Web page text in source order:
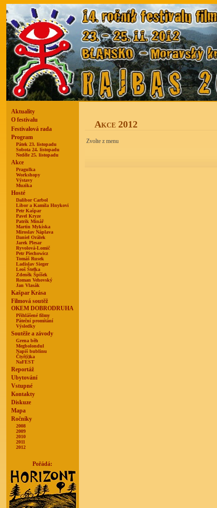
Aktuality
O festivalu
Festivalová rada
Program
Pátek 23. listopadu
Sobota 24. listopadu
Neděle 25. listopadu
Akce
Pragulka
Workshopy
Výstavy
Muzika
Hosté
Dalibor Carbol
Libor a Kamila Hnykovi
Petr Kašpar
Pavel Kryze
Patrik Minář
Martin Mykiska
Miroslav Náplava
Daniel Orálek
Jarek Plesar
Ryvolová-Lomič
Petr Piechowicz
Tomáš Rusek
Ladislav Sieger
Leoš Štefka
Zdeněk Špíšek
Roman Vehovský
Jan Vlasák
Kašpar Krása
Filmová soutěž
OKEM DOBRODRUHA
Přihlášené filmy
Páteční promítání
Výsledky
Soutěže a závody
Grena běh
Megbolondul
Napiš bublinu
Čtyř(i)ka
NaFEST
Reportáž
Ubytování
Vstupné
Kontakty
Diskuze
Mapa
Ročníky
2008
2009
2010
2011
2012
Pořádá:
Akce 2012
Zvolte z menu